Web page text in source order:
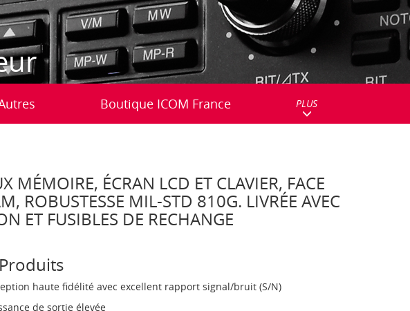
Boutique ICOM France PLUS
ÉCRAN LCD ET CLAVIER, FACE
ROBUSTESSE MIL-STD 810G. LIVRÉE AVEC
ET FUSIBLES DE RECHANGE
haute fidélité avec excellent rapport signal/bruit (S/N)
de sortie élevée